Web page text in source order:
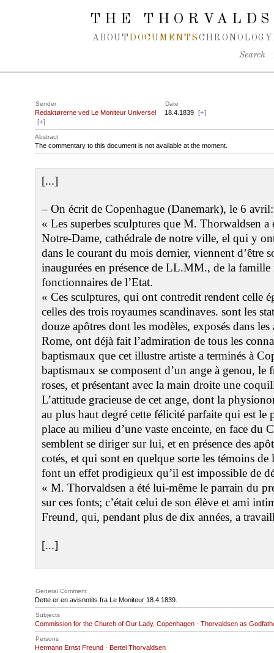
Spring navigation over
THE
ABOUT DOCUMENTS CHRONOLOGY
Search
Sender Date
Redaktørerne ved Le Moniteur Universel
[+]
18.4.1839 [+]
Abstract
The commentary to this document is not available at the moment.
[...]
– On écrit de Copenhague (Danemark), le 6 avril:
« Les superbes sculptures que M. Thorwaldsen a
Notre-Dame, cathédrale de notre ville, el qui y
dans le courant du mois dernier, viennent d’être
inaugurées en présence de LL.MM., de la famille
fonctionnaires de l’Etat.
« Ces sculptures, qui ont contredit rendent celle
celles des trois royaumes scandinaves. sont les
douze apôtres dont les modèles, exposés dans
Rome, ont déjà fait l’admiration de tous les
baptismaux que cet illustre artiste a terminés à
baptismaux se composent d’un ange à genou, le
roses, et présentant avec la main droite une
L’attitude gracieuse de cet ange, dont la
au plus haut degré cette félicité parfaite qui est le
place au milieu d’une vaste enceinte, en face du
semblent se diriger sur lui, et en présence des
cotés, et qui sont en quelque sorte les témoins
font un effet prodigieux qu’il est impossible de
« M. Thorvaldsen a été lui-même le parrain du
sur ces fonts; c’était celui de son élève et ami
Freund, qui, pendant plus de dix années, a
[...]
General Comment
Dette er en avisnotits fra Le Moniteur 18.4.1839.
Subjects
Commission for the Church of Our Lady, Copenhagen · Thorvaldsen as
Persons
Hermann Ernst Freund · Bertel Thorvaldsen